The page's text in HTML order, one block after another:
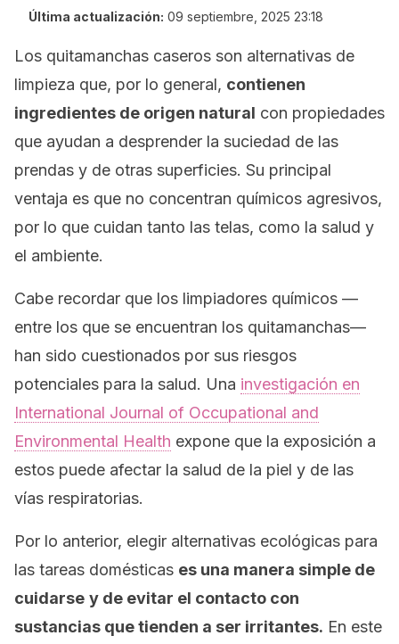
Última actualización: 09 septiembre, 2025 23:18
Los quitamanchas caseros son alternativas de
limpieza que, por lo general, contienen
ingredientes de origen natural con propiedades
que ayudan a desprender la suciedad de las
prendas y de otras superficies. Su principal
ventaja es que no concentran químicos agresivos,
por lo que cuidan tanto las telas, como la salud y
el ambiente.
Cabe recordar que los limpiadores químicos —
entre los que se encuentran los quitamanchas—
han sido cuestionados por sus riesgos
potenciales para la salud. Una investigación en
International Journal of Occupational and
Environmental Health expone que la exposición a
estos puede afectar la salud de la piel y de las
vías respiratorias.
Por lo anterior, elegir alternativas ecológicas para
las tareas domésticas es una manera simple de
cuidarse y de evitar el contacto con
sustancias que tienden a ser irritantes. En este